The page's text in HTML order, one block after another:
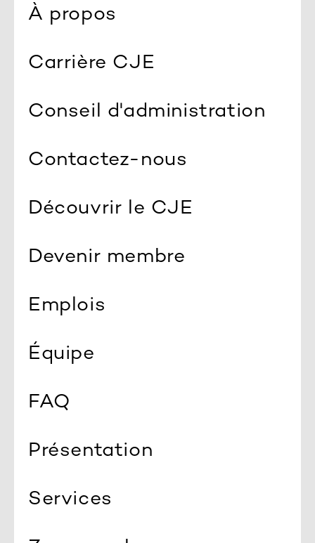
À propos
Carrière CJE
Conseil d'administration
Contactez-nous
Découvrir le CJE
Devenir membre
Emplois
Équipe
FAQ
Présentation
Services